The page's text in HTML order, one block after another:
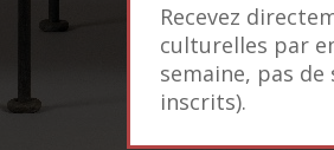
Recevez
culturelles par
semaine, pas de
inscrits).